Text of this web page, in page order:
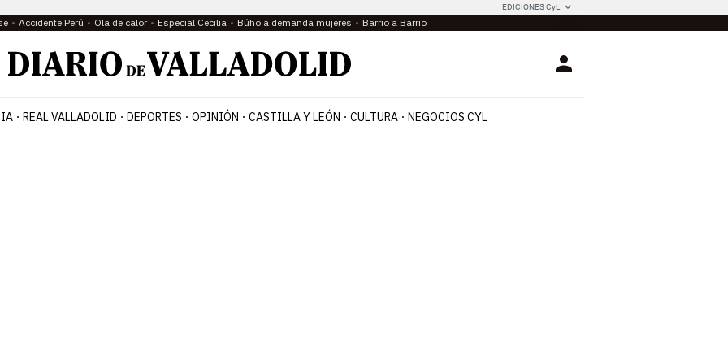
EDICIONES CyL
Accidente Perú Ola de calor Especial Cecilia Búho a demanda mujeres Barrio a Barrio
Login
REAL VALLADOLID DEPORTES OPINIÓN CASTILLA Y LEÓN CULTURA NEGOCIOS CYL